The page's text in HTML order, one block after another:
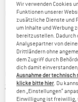
Detailansichten
Preis:
CHF28.95 inkl.
zzgl. Versandkosten
Wir verwenden Cookies
Funktionen unserer
zusätzliche Dienste und
um Inhalte und Werbung
bereitzustellen. Dadurch
Analysepartner von
Drittländern ohne
dem Zugriff durch
dich damit
Ausnahme der
klicke bitte hier. Du
den „Einstellungen“
Einwilligung ist freiwillig,